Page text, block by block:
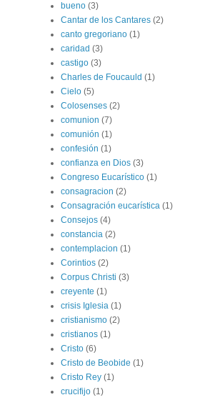
bueno (3)
Cantar de los Cantares (2)
canto gregoriano (1)
caridad (3)
castigo (3)
Charles de Foucauld (1)
Cielo (5)
Colosenses (2)
comunion (7)
comunión (1)
confesión (1)
confianza en Dios (3)
Congreso Eucarístico (1)
consagracion (2)
Consagración eucarística (1)
Consejos (4)
constancia (2)
contemplacion (1)
Corintios (2)
Corpus Christi (3)
creyente (1)
crisis Iglesia (1)
cristianismo (2)
cristianos (1)
Cristo (6)
Cristo de Beobide (1)
Cristo Rey (1)
crucifijo (1)